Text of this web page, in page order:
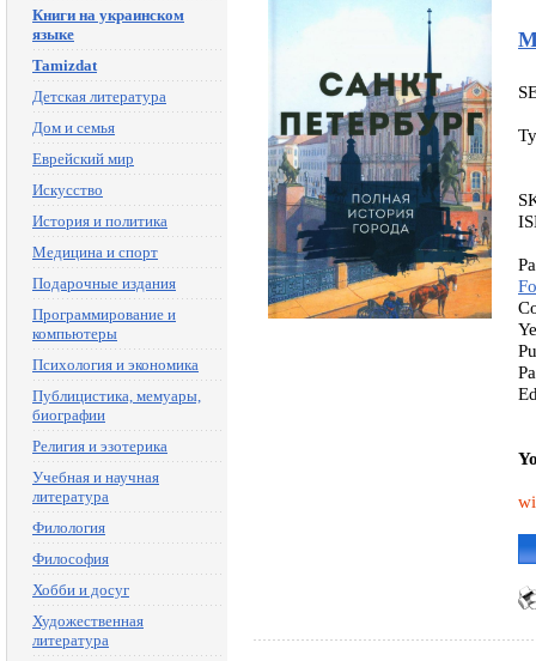
Книги на украинском
языке
Tamizdat
Детская литература
Дом и семья
Еврейский мир
Искусство
История и политика
Медицина и спорт
Подарочные издания
Программирование и
компьютеры
Психология и экономика
Публицистика, мемуары,
биографии
Религия и эзотерика
Учебная и научная
литература
Филология
Философия
Хобби и досуг
Художественная
литература